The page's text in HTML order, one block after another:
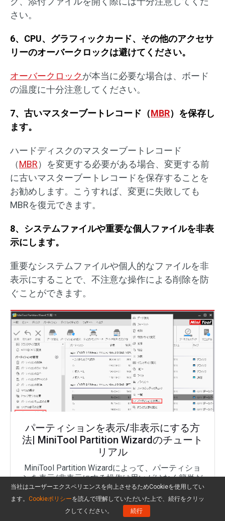
さい。
6、CPU、グラフィックカード、その他のアクセサ
リーのオーバークロックは避けてください。
オーバークロックが本当に必要な場合は、ボード
の温度に十分注意してください。
7、古いマスターブートレコード（MBR）を保存し
ます。
ハードディスクのマスターブートレコード
（MBR）を変更する必要がある場合、変更する前
に古いマスターブートレコードを保存することを
お勧めします。こうすれば、変更に失敗しても
MBRを復元できます。
8、システムファイルや重要な個人ファイルを非表
示にします。
重要なシステムファイルや個人的なファイルを非
表示にすることで、不注意な操作による削除を防
ぐことができます。
パーティションを表示/非表示にする方
法| MiniTool Partition Wizardのチュート
リアル
MiniTool Partition Wizardによって、パーティショ
ンを表示/非表示にする操作は思いがけなく簡単だ
と思います。
もっと見る
当社はユーザーエクスペリエンスを向上させるためCookieを使用してい
ます。 Cookieポリシーを読んで理解していただいた上で、続行をクリッ
クしてください。
続行